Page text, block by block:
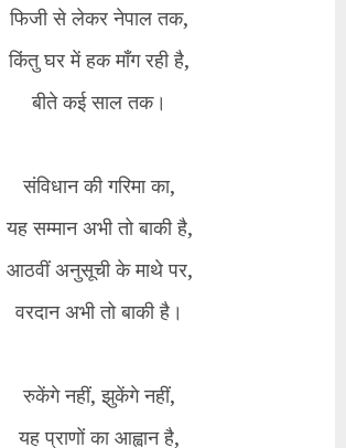
फिजी से लेकर नेपाल तक,
किंतु घर में हक माँग रही है,
बीते कई साल तक।
संविधान की गरिमा का,
यह सम्मान अभी तो बाकी है,
आठवीं अनुसूची के माथे पर,
वरदान अभी तो बाकी है।
रुकेंगे नहीं, झुकेंगे नहीं,
यह प्राणों का आह्वान है,